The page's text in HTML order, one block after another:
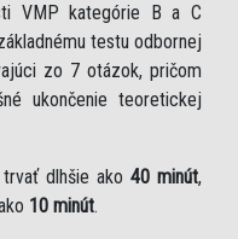
VMP kategórie B a C
testu odbornej
zo 7 otázok, pričom
ukončenie teoretickej
dlhšie ako 40 minút,
10 minút.